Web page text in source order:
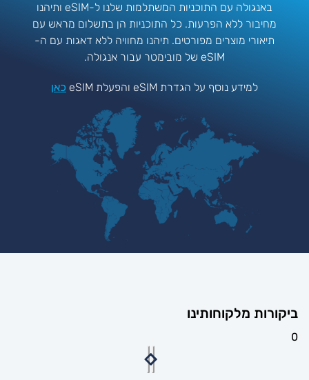
באנגולה עם התוכניות המשתלמות שלנו ל-eSIM ותיהנו
מחיבור ללא הפרעות. כל התוכניות הן בתשלום מראש עם
תיאורי מוצרים מפורטים. תיהנו מחוויה ללא דאגות עם ה-
eSIM של מובימטר עבור אנגולה.
למידע נוסף על הגדרת eSIM והפעלת eSIM כאן
מלקוחותינו